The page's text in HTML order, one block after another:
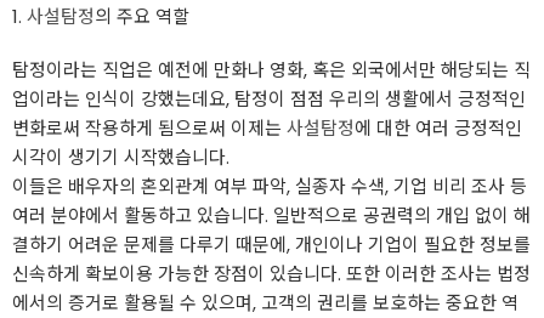
1. 사설탐정의 주요 역할
탐정이라는 직업은 예전에 만화나 영화, 혹은 외국에서만 해당되는 직
업이라는 인식이 강했는데요, 탐정이 점점 우리의 생활에서 긍정적인
변화로써 작용하게 됨으로써 이제는 사설탐정에 대한 여러 긍정적인
시각이 생기기 시작했습니다.
이들은 배우자의 혼외관계 여부 파악, 실종자 수색, 기업 비리 조사 등
여러 분야에서 활동하고 있습니다. 일반적으로 공권력의 개입 없이 해
결하기 어려운 문제를 다루기 때문에, 개인이나 기업이 필요한 정보를
신속하게 확보이용 가능한 장점이 있습니다. 또한 이러한 조사는 법정
에서의 증거로 활용될 수 있으며, 고객의 권리를 보호하는 중요한 역